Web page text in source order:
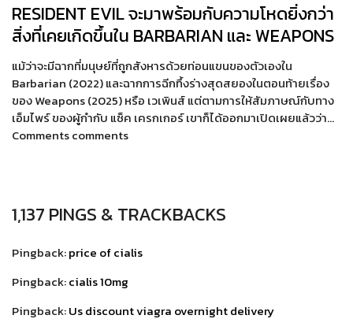
RESIDENT EVIL จะมาพร้อมกับความโหดยิ่งกว่า
สิ่งที่เคยเกิดขึ้นใน BARBARIAN และ WEAPONS
แม้ว่าจะมีฉากที่มนุษย์ที่ถูกสังหารด้วยท่อนแขนของตัวเองใน
Barbarian (2022) และฉากการฉีกทึ้งร่างสุดสยองในตอนท้ายเรื่อง
ของ Weapons (2025) หรือ เวเพินส์ แต่ตามการให้สัมภาษณ์กับทาง
เอ็มไพร์ ของผู้กำกับ แซ็ค เครกเกอร์ เขาก็ได้ออกมาเปิดเผยแล้วว่า…
Comments comments
1,137 PINGS & TRACKBACKS
Pingback:price of cialis
Pingback:cialis 10mg
Pingback:Us discount viagra overnight delivery